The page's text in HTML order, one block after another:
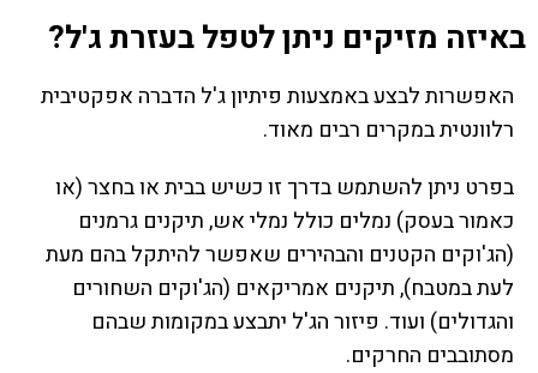
באיזה מזיקים ניתן לטפל בעזרת ג'ל?
האפשרות לבצע באמצעות פיתיון ג'ל הדברה אפקטיבית
רלוונטית במקרים רבים מאוד.
בפרט ניתן להשתמש בדרך זו כשיש בבית או בחצר (או
כאמור בעסק) נמלים כולל נמלי אש, תיקנים גרמנים
(הג'וקים הקטנים והבהירים שאפשר להיתקל בהם מעת
לעת במטבח), תיקנים אמריקאים (הג'וקים השחורים
והגדולים) ועוד. פיזור הג'ל יתבצע במקומות שבהם
מסתובבים החרקים.